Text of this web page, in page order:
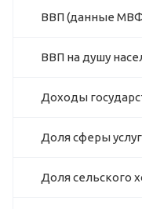
ВВП (данные
ВВП на душу
Доходы
Доля сферы
Доля сельского